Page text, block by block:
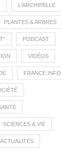
L'ARCHIPELLE
PLANTES & ARBRES
PODCAST
VIDÉOS
FRANCE INFO
SCIENCES & VIE
ACTUALITÉS